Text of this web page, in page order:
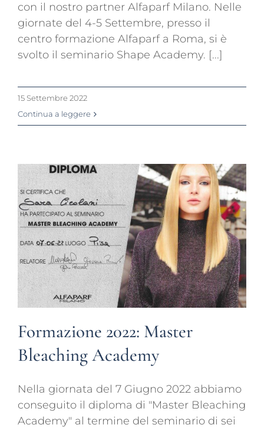
con il nostro partner Alfaparf Milano. Nelle
giornate del 4-5 Settembre, presso il
centro formazione Alfaparf a Roma, si è
svolto il seminario Shape Academy. [...]
15 Settembre 2022
Continua a leggere
Formazione 2022: Master
Bleaching Academy
Nella giornata del 7 Giugno 2022 abbiamo
conseguito il diploma di "Master Bleaching
Academy" al termine del seminario di sei